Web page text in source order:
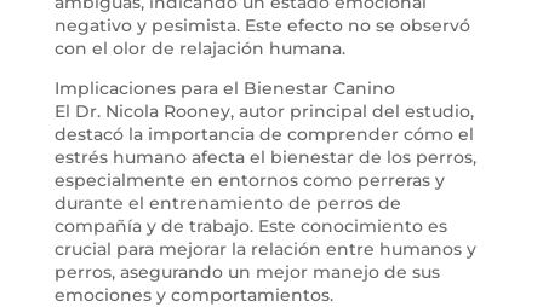
negativo y pesimista. Este efecto no se observó
con el olor de relajación humana.
Implicaciones para el Bienestar Canino
El Dr. Nicola Rooney, autor principal del estudio,
destacó la importancia de comprender cómo el
estrés humano afecta el bienestar de los perros,
especialmente en entornos como perreras y
durante el entrenamiento de perros de
compañía y de trabajo. Este conocimiento es
crucial para mejorar la relación entre humanos y
perros, asegurando un mejor manejo de sus
emociones y comportamientos.